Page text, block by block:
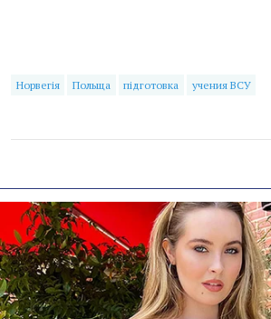
Норвегія Польща підготовка учения ВСУ